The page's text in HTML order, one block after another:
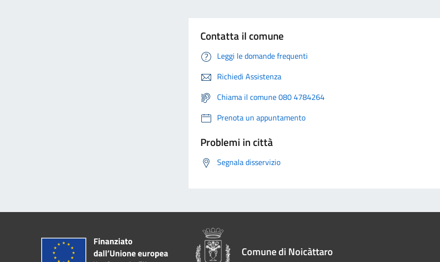
Contatta il comune
Leggi le domande frequenti
Richiedi Assistenza
Chiama il comune 080 4784264
Prenota un appuntamento
Problemi in città
Segnala disservizio
Comune di Noicàttaro